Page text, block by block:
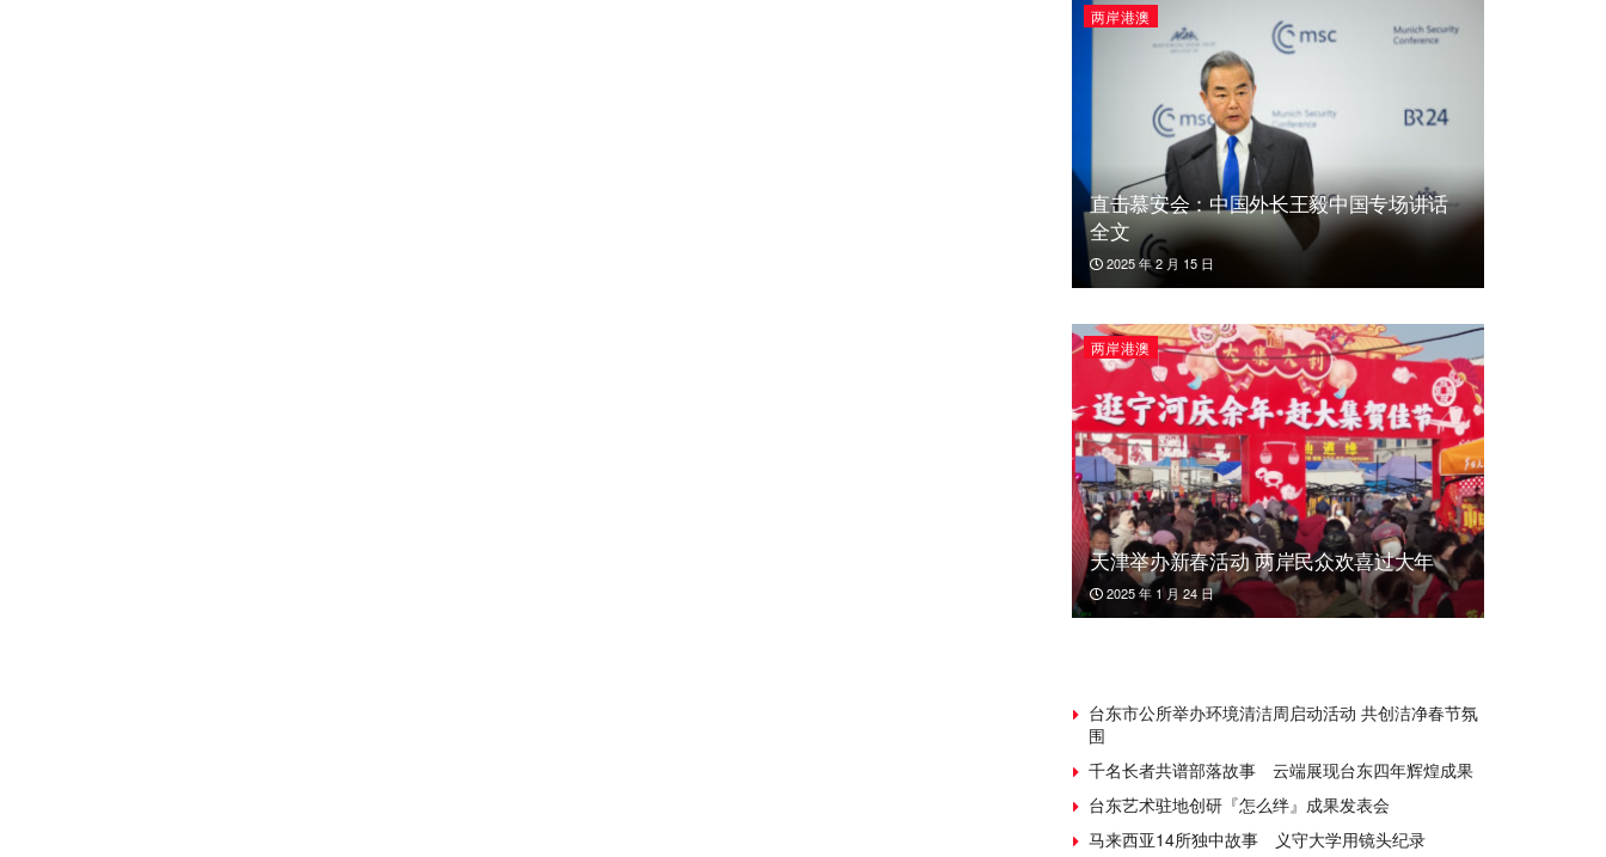
两岸港澳
直击慕安会：中国外长王毅中国专场讲话
全文
2025 年 2 月 15 日
两岸港澳
天津举办新春活动 两岸民众欢喜过大年
2025 年 1 月 24 日
台东市公所举办环境清洁周启动活动 共创洁净春节氛
围
千名长者共谱部落故事 云端展现台东四年辉煌成果
台东艺术驻地创研『怎么绊』成果发表会
马来西亚14所独中故事 义守大学用镜头纪录